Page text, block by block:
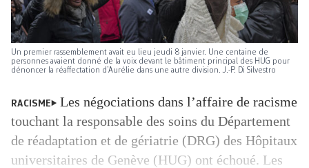
Un premier rassemblement avait eu lieu jeudi 8 janvier. Une centaine de
personnes avaient donné de la voix devant le bâtiment principal des HUG pour
dénoncer la réaffectation d’Aurélie dans une autre division. J.-P. Di Silvestro
RACISME
Les négociations dans l’affaire de racisme
touchant la responsable des soins du Département
de réadaptation et de gériatrie (DRG) des Hôpitaux
universitaires de Genève (HUG) ont échoué. Les